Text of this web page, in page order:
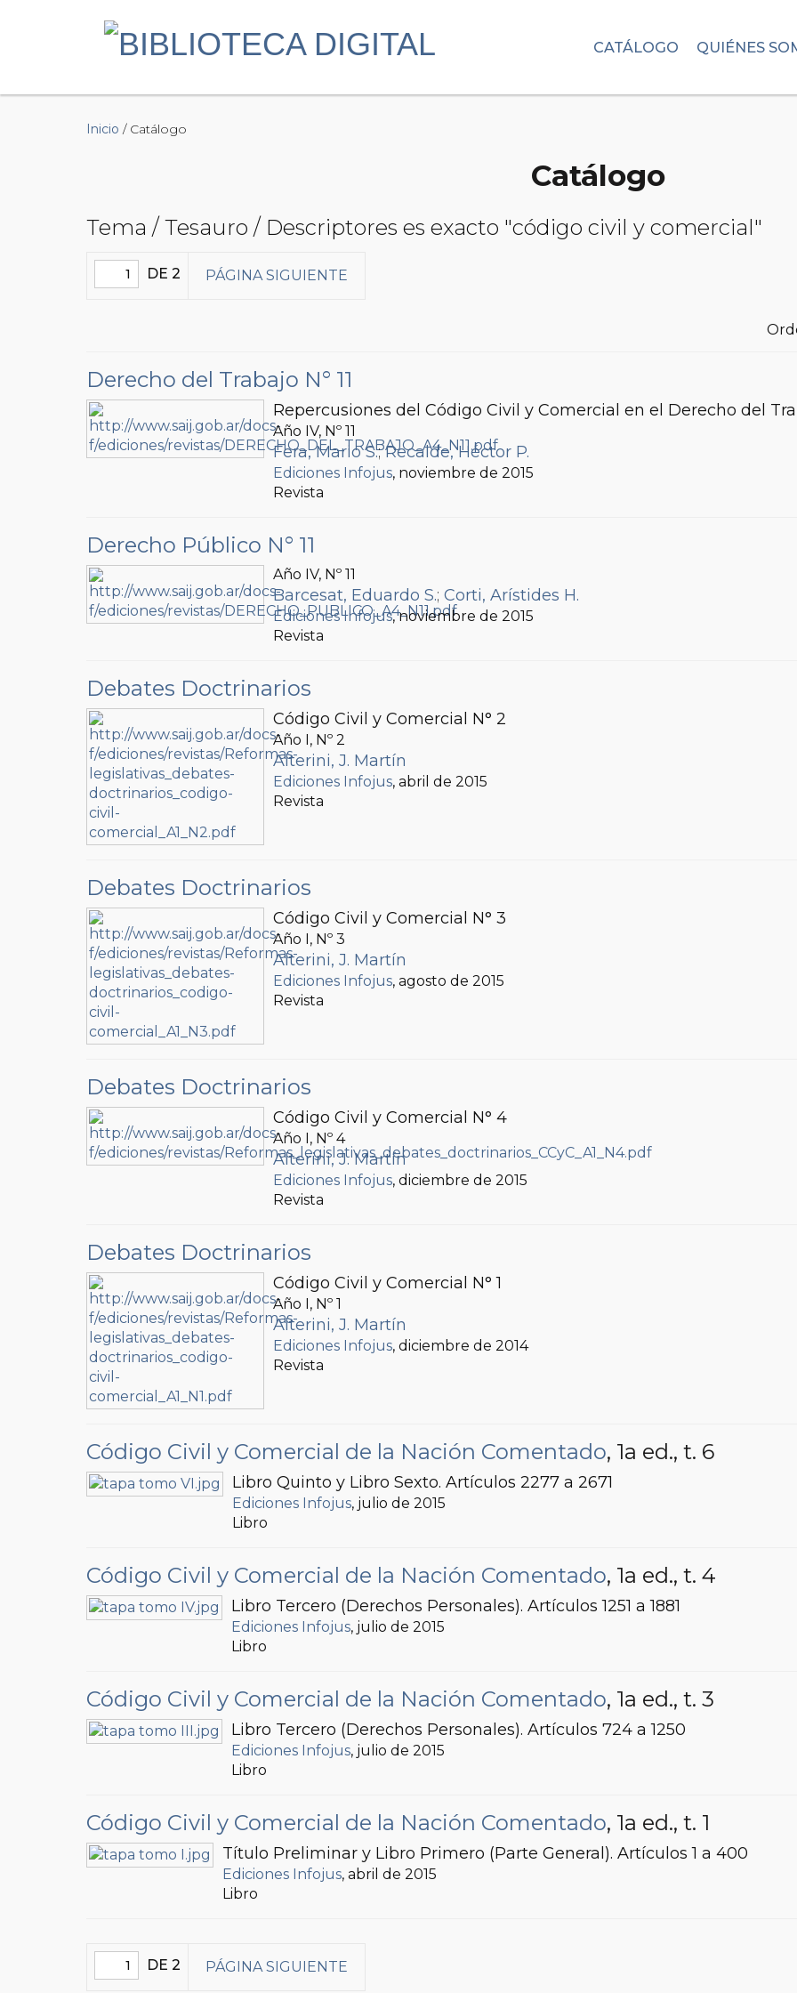
CATÁLOGO QUIÉNES
Inicio / Catálogo
Catálogo
Tema / Tesauro / Descriptores es exacto "código civil y comercial"
DE 2 PÁGINA SIGUIENTE
Derecho del Trabajo N° 11
Repercusiones del Código Civil y Comercial en el Derecho del
Año IV, Nº 11
Fera, Mario S.;Recalde, Héctor P.
Ediciones Infojus, noviembre de 2015
Revista
Derecho Público N° 11
Año IV, Nº 11
Barcesat, Eduardo S.; Corti, Arístides H.
Ediciones Infojus, noviembre de 2015
Revista
Debates Doctrinarios
Código Civil y Comercial N° 2
Año I, Nº 2
Alterini, J. Martín
Ediciones Infojus, abril de 2015
Revista
Debates Doctrinarios
Código Civil y Comercial N° 3
Año I, Nº 3
Alterini, J. Martín
Ediciones Infojus, agosto de 2015
Revista
Debates Doctrinarios
Código Civil y Comercial N° 4
Año I, Nº 4
Alterini, J. Martín
Ediciones Infojus, diciembre de 2015
Revista
Debates Doctrinarios
Código Civil y Comercial N° 1
Año I, Nº 1
Alterini, J. Martín
Ediciones Infojus, diciembre de 2014
Revista
Código Civil y Comercial de la Nación Comentado, 1a ed., t. 6
Libro Quinto y Libro Sexto. Artículos 2277 a 2671
Ediciones Infojus, julio de 2015
Libro
Código Civil y Comercial de la Nación Comentado, 1a ed., t. 4
Libro Tercero (Derechos Personales). Artículos 1251 a 1881
Ediciones Infojus, julio de 2015
Libro
Código Civil y Comercial de la Nación Comentado, 1a ed., t. 3
Libro Tercero (Derechos Personales). Artículos 724 a 1250
Ediciones Infojus, julio de 2015
Libro
Código Civil y Comercial de la Nación Comentado, 1a ed., t. 1
Título Preliminar y Libro Primero (Parte General). Artículos 1 a 400
Ediciones Infojus, abril de 2015
Libro
DE 2 PÁGINA SIGUIENTE